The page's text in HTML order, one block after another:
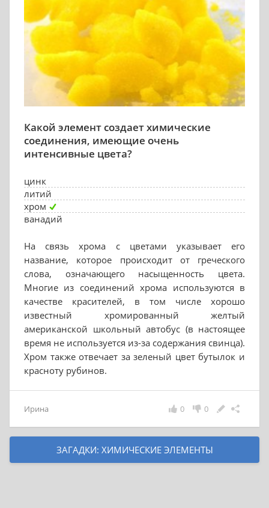
Какой элемент создает химические
соединения, имеющие очень
интенсивные цвета?
цинк
литий
хром
ванадий
На связь хрома с цветами указывает его
название, которое происходит от греческого
слова, означающего насыщенность цвета.
Многие из соединений хрома используются в
качестве красителей, в том числе хорошо
известный хромированный желтый
американской школьный автобус (в настоящее
время не используется из-за содержания свинца).
Хром также отвечает за зеленый цвет бутылок и
красноту рубинов.
Ирина 0
0
ЗАГАДКИ: ХИМИЧЕСКИЕ ЭЛЕМЕНТЫ